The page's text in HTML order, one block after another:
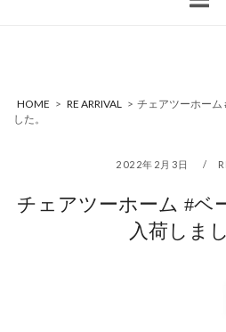
HOME > RE ARRIVAL > チェアツーホーム
した。
2022年2月3日
チェアツーホーム #ベ
入荷しま